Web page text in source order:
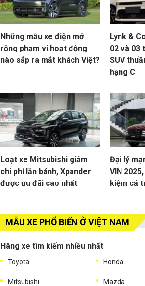
Những mẫu xe điện mở
rộng phạm vi hoạt động
nào sắp ra mắt khách Việt?
Lynk &
02 và 03
SUV
hạng C
Loạt xe Mitsubishi giảm
chi phí lăn bánh, Xpander
được ưu đãi cao nhất
Đại lý
VIN
kiệm cả
MẪU XE PHỔ BIẾN Ở VIỆT NAM
Hãng xe tìm kiếm nhiều nhất
Toyota Honda
Mitsubishi Mazda